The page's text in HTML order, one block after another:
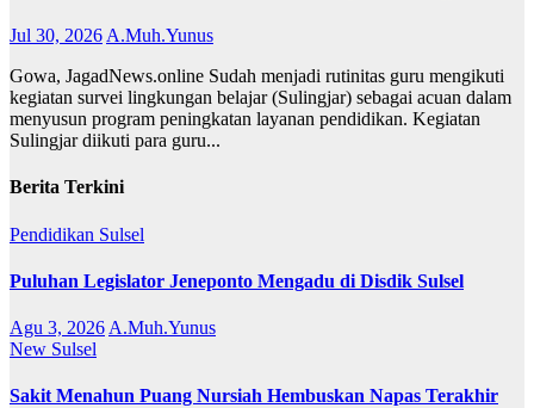
Jul 30, 2026 A.Muh.Yunus
Gowa, JagadNews.online Sudah menjadi rutinitas guru mengikuti
kegiatan survei lingkungan belajar (Sulingjar) sebagai acuan dalam
menyusun program peningkatan layanan pendidikan. Kegiatan
Sulingjar diikuti para guru...
Berita Terkini
Pendidikan Sulsel
Puluhan Legislator Jeneponto Mengadu di Disdik Sulsel
Agu 3, 2026 A.Muh.Yunus
New Sulsel
Sakit Menahun Puang Nursiah Hembuskan Napas Terakhir